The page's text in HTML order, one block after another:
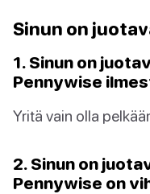
Sinun on
1. Sinun on
Pennywise
Yritä vain olla
2. Sinun on
Pennywise on